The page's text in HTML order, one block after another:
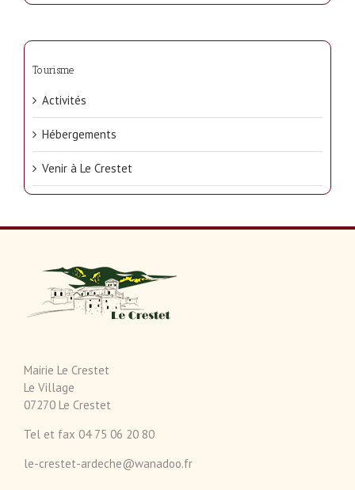
Tourisme
Activités
Hébergements
Venir à Le Crestet
Mairie Le Crestet
Le Village
07270 Le Crestet
Tel et fax 04 75 06 20 80
le-crestet-ardeche@wanadoo.fr